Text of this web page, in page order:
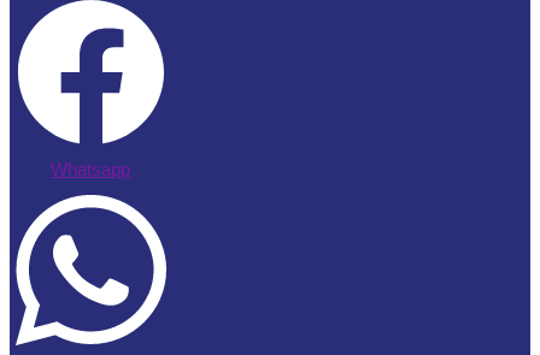
Whatsapp